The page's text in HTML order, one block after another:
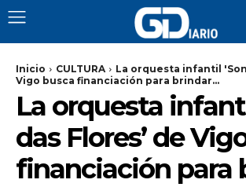
Inicio CULTURA
La orquesta infantil
Vigo busca financiación para brindar...
La orquesta
das Flores’ de
financiación para